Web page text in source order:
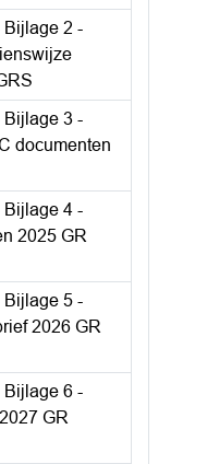
Bijlage 2 -
Bijlage 3 -
documenten
Bijlage 4 -
2025 GR
Bijlage 5 -
2026 GR
Bijlage 6 -
GR